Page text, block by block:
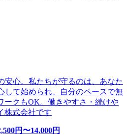
安心。私たちが守るのは、あなた
して始められ、自分のペースで無
ークもOK。働きやすさ・続けや
株式会社です
円〜14,000円